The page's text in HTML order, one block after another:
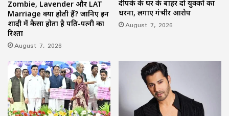
Zombie, Lavender और LAT
Marriage क्या होती हैं? जानिए इन
शादी में कैसा होता है पति-पत्नी का
रिश्ता
August 7, 2026
दीपके के घर के बाहर दो युवकों का
धरना, लगाए गंभीर आरोप
August 7, 2026